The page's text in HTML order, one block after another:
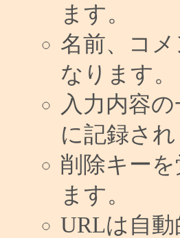
ます。
名前、コ
なります。
入力内容
に記録され
削除キー
ます。
URLは自